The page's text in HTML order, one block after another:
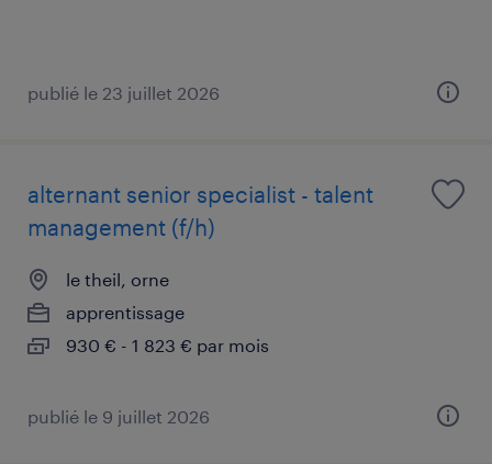
publié le 23 juillet 2026
alternant senior specialist - talent
management (f/h)
le theil, orne
apprentissage
930 € - 1 823 € par mois
publié le 9 juillet 2026